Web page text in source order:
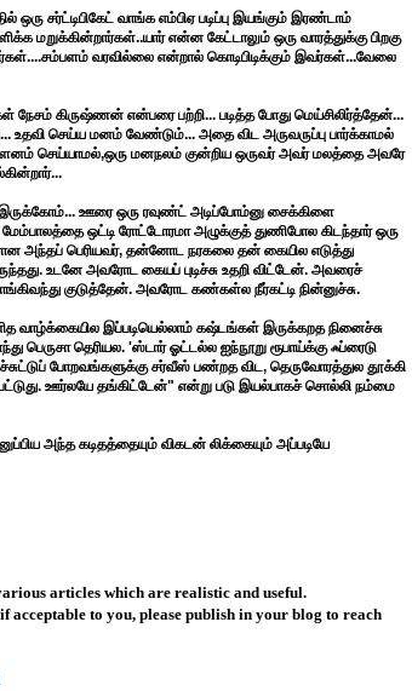
சர்ட்டிபிகேட் வாங்க எம்பிஏ படிப்பு இயங்கும் இரண்டாம்
மறுக்கின்றார்கள்..யார் என்ன கேட்டாலும் ஒரு வாரத்துக்கு பிறகு
வரவில்லை என்றால் கொடிபிடிக்கும் இவர்கள்...வேலை
கிருஷ்ணன் என்பரை பற்றி... படித்த போது மெய்சிலிர்த்தேன்...
செய்ய மனம் வேண்டும்... அதை விட அருவருப்பு பார்க்காமல்
செய்யாமல்,ஒரு மனநலம் குன்றிய ஒருவர் அவர் மலத்தை அவரே
ஊரை ஒரு ரவுண்ட் அடிப்போம்னு சைக்கிளை
ஒட்டி ரோட்டோரமா அழுக்குத் துணிபோல கிடந்தார் ஒரு
அந்தப் பெரியவர், தன்னோட நரகலை தன் கையில எடுத்து
உடனே அவரோட கையப் புடிச்சு உதறி விட்டேன். அவரைச்
குடுத்தேன். அவரோட கண்கள்ல நீர்கட்டி நின்னுச்சு.
வாழ்க்கையில இப்படியெல்லாம் கஷ்டங்கள் இருக்கறத நினைச்சு
பெருசா தெரியல. 'ஸ்டார் ஓட்டல்ல ஐந்நூறு ரூபாய்க்கு ஃப்ரைடு
போறவங்களுக்கு சர்வீஸ் பண்றத விட, தெருவோரத்துல தூக்கி
ஊர்லயே தங்கிட்டேன்" என்று படு இயல்பாகச் சொல்லி நம்மை
அந்த கடிதத்தையும் விகடன் லிக்கையும் அப்படியே
articles which are realistic and useful.
acceptable to you, please publish in your blog to reach